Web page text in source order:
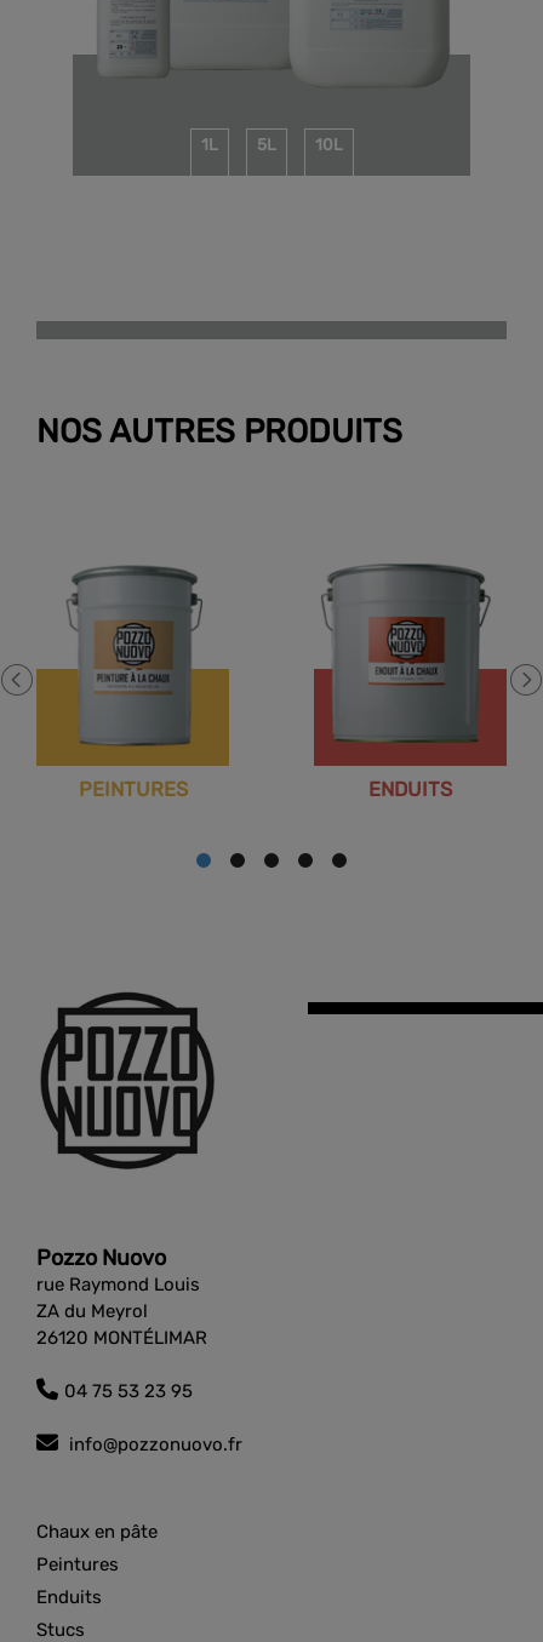
1L 5L 10L
NOS AUTRES PRODUITS
PEINTURES ENDUITS
Pozzo Nuovo
rue Raymond Louis
ZA du Meyrol
26120 MONTÉLIMAR
04 75 53 23 95
info@pozzonuovo.fr
Chaux en pâte
Peintures
Enduits
Stucs